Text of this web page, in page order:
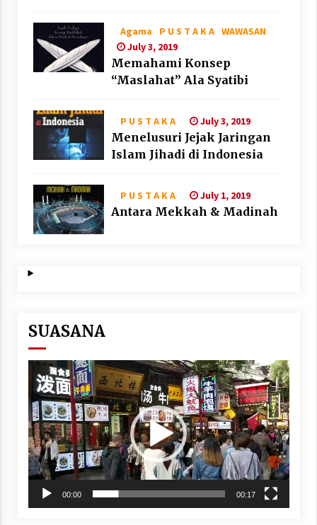
Agama P U S T A K A WAWASAN
July 3, 2019
Memahami Konsep
“Maslahat” Ala Syatibi
P U S T A K A July 3, 2019
Menelusuri Jejak Jaringan
Islam Jihadi di Indonesia
P U S T A K A July 1, 2019
Antara Mekkah & Madinah
SUASANA
Video
Player
00:00 00:17